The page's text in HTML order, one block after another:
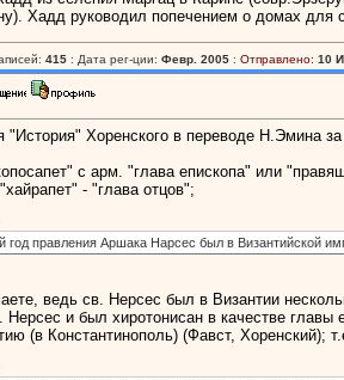
Хадд руководил попечением о домах
415: Дата рег-ции: Февр. 2005: Отправлено: 10
"История" Хоренского в переводе Н.Эмина
с арм. "глава епископа" или
- "глава отцов";
год правления Аршака Нарсес был в Византийской
ведь св. Нерсес был в Византии
Нерсес и был хиротонисан в качестве
(в Константинополь) (Фавст, Хоренский);